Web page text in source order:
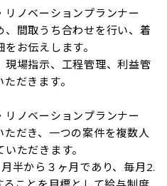
ノベーションプランナー
、間取うち合わせを行い、着
お伝えします。
場指示、工程管理、利益管
だきます。
ノベーションプランナー
ただき、一つの案件を複数人
ただきます。
半から３ヶ月であり、毎月2.